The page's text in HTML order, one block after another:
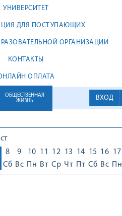
УНИВЕРСИТЕТ
ДЛЯ ПОСТУПАЮЩИХ
ОРГАНИЗАЦИИ
КОНТАКТЫ
ОПЛАТА
ВХОД
ОБЩЕСТВЕННАЯ
ЖИЗНЬ
8
Сб
9
Вс
10
Пн
11
Вт
12
Ср
13
Чт
14
Пт
15
Сб
16
Вс
17
Пн